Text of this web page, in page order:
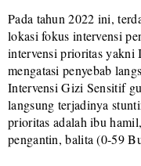
Pada tahun 2022 ini,
lokasi fokus intervensi
intervensi prioritas
mengatasi penyebab
Intervensi Gizi Sensitif
langsung terjadinya
prioritas adalah ibu
pengantin, balita (0-59